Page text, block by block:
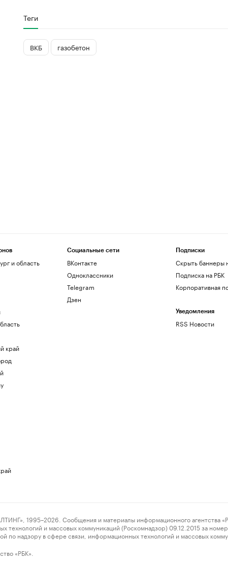
Теги
ВКБ газобетон
и область
край
Социальные сети
ВКонтакте
Одноклассники
Telegram
Дзен
Подписки
Скрыть баннеры
Подписка на РБК
Корпоративная
Уведомления
RSS Новости
1995–2026. Сообщения и материалы информационного агентства
технологий и массовых коммуникаций (Роскомнадзор) 09.12.2015 за
по надзору в сфере связи, информационных технологий и массовых
«РБК».